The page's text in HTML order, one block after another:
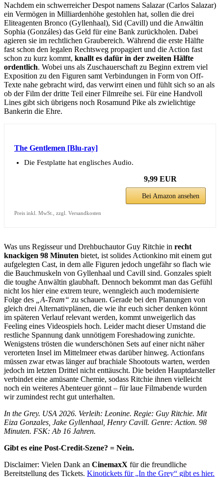
Nachdem ein schwerreicher Despot namens Salazar (Carlos Salazar)
ein Vermögen in Milliardenhöhe gestohlen hat, sollen die drei
Eliteagenten Bronco (Gyllenhaal), Sid (Cavill) und die Anwältin
Sophia (Gonzáles) das Geld für eine Bank zurückholen. Dabei
agieren sie im rechtlichen Graubereich. Während die erste Hälfte
fast schon den legalen Rechtsweg propagiert und die Action fast
schon zu kurz kommt, knallt es dafür in der zweiten Hälfte
ordentlich. Wobei uns als Zuschauerschaft zu Beginn extrem viel
Exposition zu den Figuren samt Verbindungen in Form von Off-
Texte nahe gebracht wird, das verwirrt einen und fühlt sich so an als
ob der Film der dritte Teil einer Filmreihe sei. Für eine Handvoll
Lines gibt sich übrigens noch Rosamund Pike als zwielichtige
Bankerin die Ehre.
The Gentlemen [Blu-ray]
Die Festplatte hat englisches Audio.
9,99 EUR
Bei Amazon ansehen
Preis inkl. MwSt., zzgl. Versandkosten
Was uns Regisseur und Drehbuchautor Guy Ritchie in recht
knackigen 98 Minuten bietet, ist solides Actionkino mit einem gut
aufgelegten Cast, in dem alle Figuren jedoch ungefähr so flach wie
die Bauchmuskeln von Gyllenhaal und Cavill sind. Gonzales spielt
die toughe Anwältin glaubhaft. Dennoch bekommt man das Gefühl
nicht los hier eine extrem teure, wenngleich auch modernisierte
Folge des
„A-Team“ zu schauen. Gerade bei den Planungen von
gleich drei Alternativplänen, die wie ihr euch sicher denken könnt
im späteren Verlauf relevant werden, kommt unweigerlich das
Feeling eines Videospiels hoch. Leider macht dieser Umstand die
restliche Spannung dank unnötigem Foreshadowing zunichte.
Wenigstens trösten die wunderschönen Sets auf einer nicht näher
verorteten Insel im Mittelmeer etwas darüber hinweg. Actionfans
müssen zwar etwas länger auf brachiale Shootouts warten, werden
jedoch im letzten Drittel nicht enttäuscht. Die beiden Hauptdarsteller
verbindet eine amüsante Chemie, sodass Ritchie ihnen vielleicht
noch ein weiteres Abenteuer gönnt – für laue Filmabende wurden
wir zumindest recht gut unterhalten.
In the Grey. USA 2026. Verleih: Leonine. Regie: Guy Ritchie. Mit
Eiza Gonzales, Jake Gyllenhaal, Henry Cavill. Genre: Action. 98
Minuten. FSK: Ab 16 Jahren.
Gibt es eine Post-Credit-Szene? = Nein.
Disclaimer: Vielen Dank an CinemaxX für die freundliche
Bereitstellung des Tickets. Kinotickets für „In the Grey“ gibt es hier.